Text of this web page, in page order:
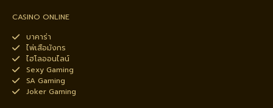
CASINO ONLINE
บาคาร่า
ไพ่เสือมังกร
ไฮโลออนไลน์
Sexy Gaming
SA Gaming
Joker Gaming